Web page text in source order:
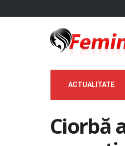
ACTUALITATE
Ciorbă